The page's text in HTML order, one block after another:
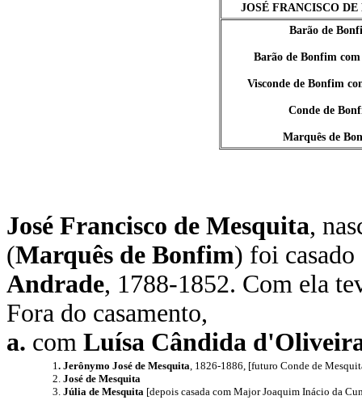
JOSÉ FRANCISCO
Barão de
Barão de Bonfim
Visconde de Bonfim
Conde de
Marquês de
José Francisco de Mesquita,
(Marquês de Bonfim) foi
Andrade, 1788-1852. Com ela
Fora do casamento,
a. com Luísa Cândida
1. Jerônymo José de Mesquita, 1826-1886, [futuro Conde de
2. José de Mesquita
3. Júlia de Mesquita[depois casada com Major Joaquim Inácio da